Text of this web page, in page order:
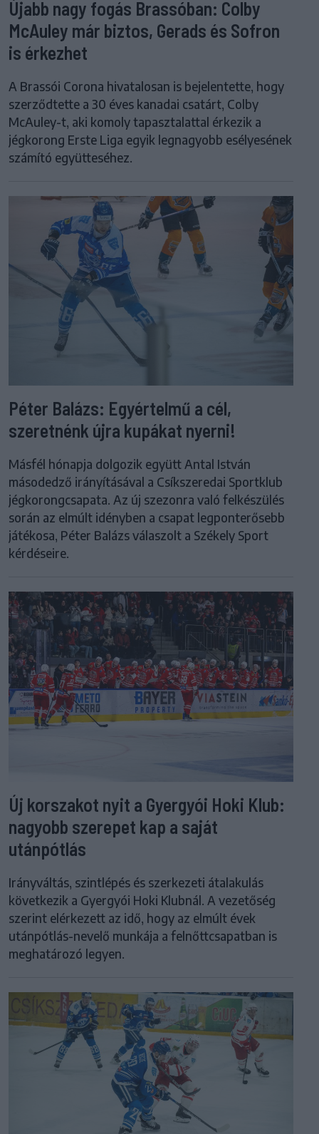
Újabb nagy fogás Brassóban: Colby
McAuley már biztos, Gerads és Sofron
is érkezhet
A Brassói Corona hivatalosan is bejelentette, hogy
szerződtette a 30 éves kanadai csatárt, Colby
McAuley-t, aki komoly tapasztalattal érkezik a
jégkorong Erste Liga egyik legnagyobb esélyesének
számító együtteséhez.
Péter Balázs: Egyértelmű a cél,
szeretnénk újra kupákat nyerni!
Másfél hónapja dolgozik együtt Antal István
másodedző irányításával a Csíkszeredai Sportklub
jégkorongcsapata. Az új szezonra való felkészülés
során az elmúlt idényben a csapat legponterősebb
játékosa, Péter Balázs válaszolt a Székely Sport
kérdéseire.
Új korszakot nyit a Gyergyói Hoki Klub:
nagyobb szerepet kap a saját
utánpótlás
Irányváltás, szintlépés és szerkezeti átalakulás
következik a Gyergyói Hoki Klubnál. A vezetőség
szerint elérkezett az idő, hogy az elmúlt évek
utánpótlás-nevelő munkája a felnőttcsapatban is
meghatározó legyen.